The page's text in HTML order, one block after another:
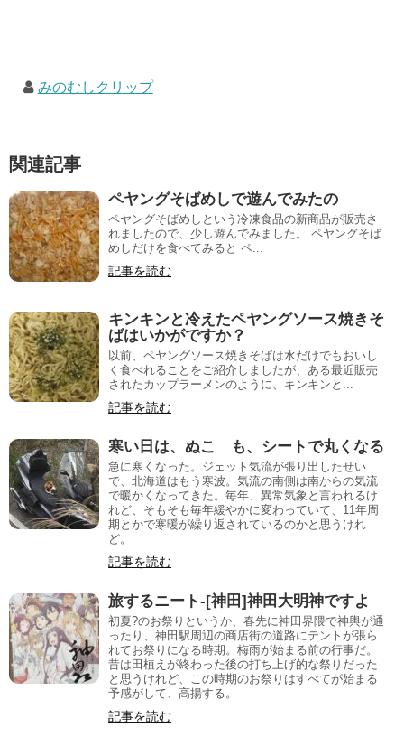
みのむしクリップ
関連記事
ペヤングそばめしで遊んでみたの
ペヤングそばめしという冷凍食品の新商品が販売さ
れましたので、少し遊んでみました。 ペヤングそば
めしだけを食べてみると ペ...
記事を読む
キンキンと冷えたペヤングソース焼きそ
ばはいかがですか？
以前、ペヤングソース焼きそばは水だけでもおいし
く食べれることをご紹介しましたが、ある最近販売
されたカップラーメンのように、キンキンと...
記事を読む
寒い日は、ぬこ も、シートで丸くなる
急に寒くなった。ジェット気流が張り出したせい
で、北海道はもう寒波。気流の南側は南からの気流
で暖かくなってきた。毎年、異常気象と言われるけ
れど、そもそも毎年緩やかに変わっていて、11年周
期とかで寒暖が繰り返されているのかと思うけれ
ど。
記事を読む
旅するニート-[神田]神田大明神ですよ
初夏?のお祭りというか、春先に神田界隈で神輿が通
ったり、神田駅周辺の商店街の道路にテントが張ら
れてお祭りになる時期。梅雨が始まる前の行事だ。
昔は田植えが終わった後の打ち上げ的な祭りだった
と思うけれど、この時期のお祭りはすべてが始まる
予感がして、高揚する。
記事を読む